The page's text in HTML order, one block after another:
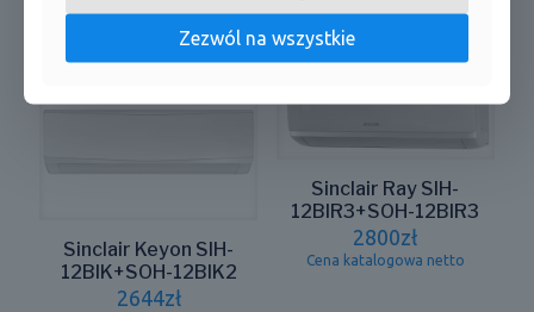
Sinclair Keyon SIH-
12BIK+SOH-12BIK2
2644zł
Sinclair Ray SIH-
12BIR3+SOH-12BIR3
2800zł
Cena katalogowa netto
Zezwól na wszystkie